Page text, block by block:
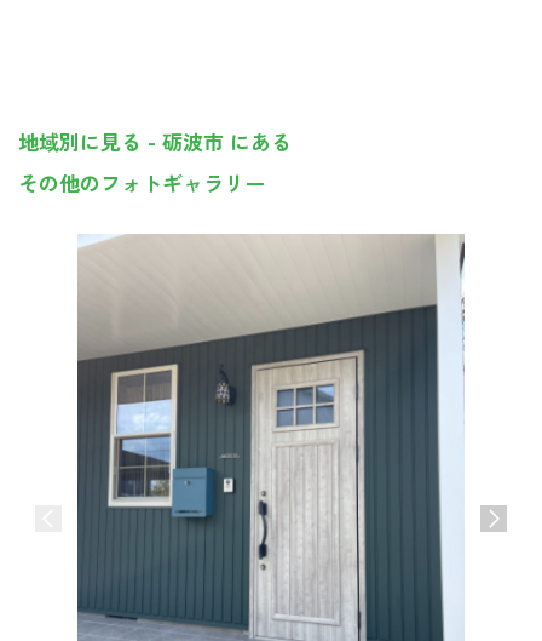
地域別に見る - 砺波市 にある
その他のフォトギャラリー